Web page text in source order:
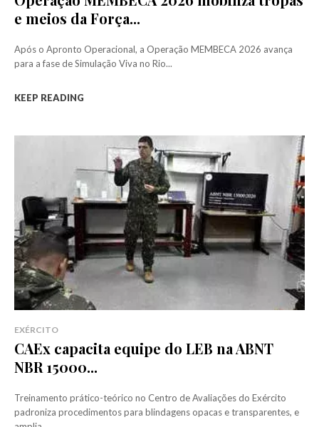
e meios da Força...
Após o Apronto Operacional, a Operação MEMBECA 2026 avança
para a fase de Simulação Viva no Rio...
KEEP READING
EXÉRCITO
CAEx capacita equipe do LEB na ABNT
NBR 15000...
Treinamento prático-teórico no Centro de Avaliações do Exército
padroniza procedimentos para blindagens opacas e transparentes, e